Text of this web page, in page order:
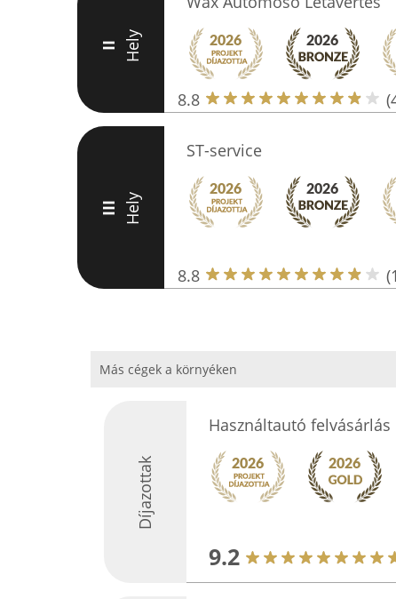
II Hely
8.8
III Hely
ST-service
8.8
Más cégek a környéken
Díjazottak
Használtautó felvásárlás
9.2